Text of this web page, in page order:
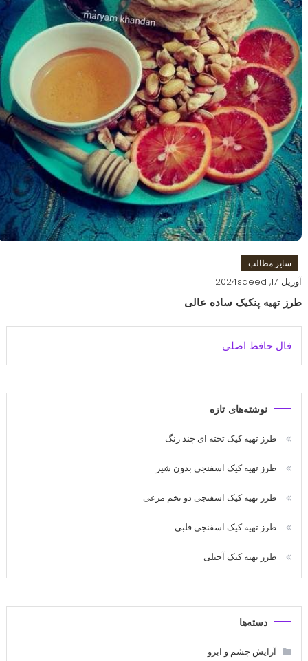
سایر مطالب
آوریل 17, 2024 saeed
طرز تهیه پنکیک ساده عالی
فال حافظ اصلی
نوشته‌های تازه
طرز تهیه کیک تخته ای چند رنگ
طرز تهیه کیک اسفنجی بدون شیر
طرز تهیه کیک اسفنجی دو تخم مرغی
طرز تهیه کیک اسفنجی قلبی
طرز تهیه کیک آجیلی
دسته‌ها
آرایش چشم و ابرو